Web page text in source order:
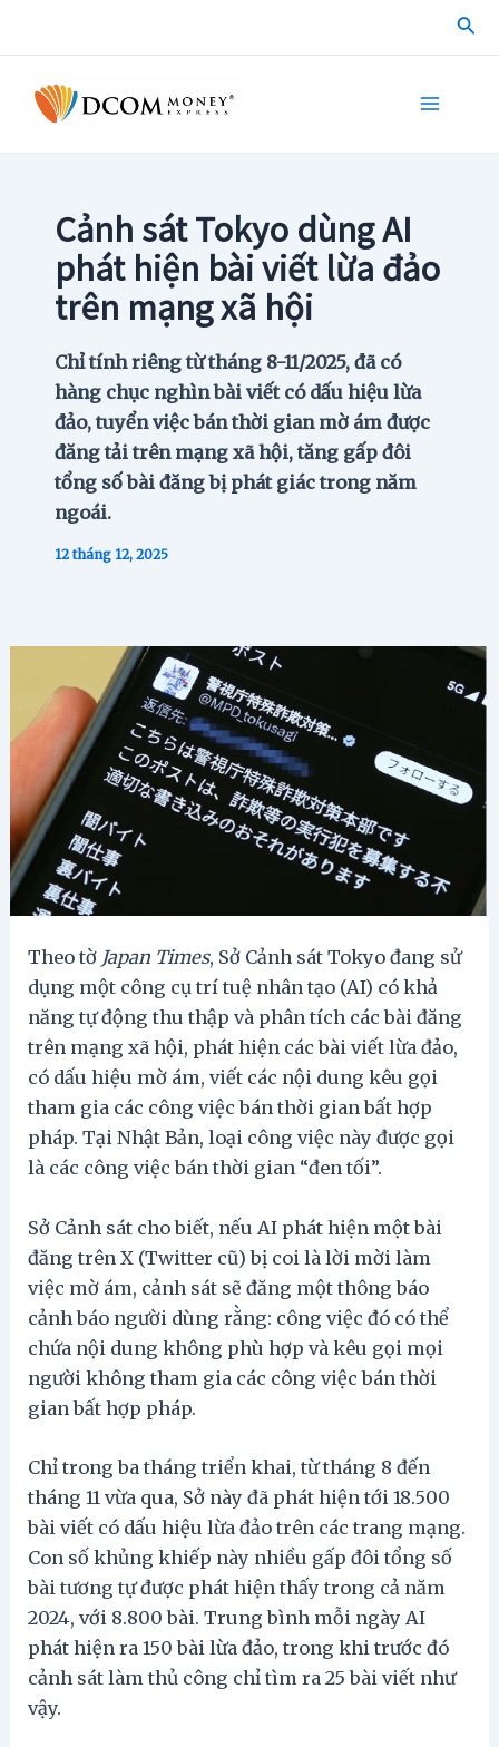
Cảnh sát Tokyo dùng AI
phát hiện bài viết lừa đảo
trên mạng xã hội
Chỉ tính riêng từ tháng 8-11/2025, đã có
hàng chục nghìn bài viết có dấu hiệu lừa
đảo, tuyển việc bán thời gian mờ ám được
đăng tải trên mạng xã hội, tăng gấp đôi
tổng số bài đăng bị phát giác trong năm
ngoái.
12 tháng 12, 2025
Theo tờ Japan Times, Sở Cảnh sát Tokyo đang sử
dụng một công cụ trí tuệ nhân tạo (AI) có khả
năng tự động thu thập và phân tích các bài đăng
trên mạng xã hội, phát hiện các bài viết lừa đảo,
có dấu hiệu mờ ám, viết các nội dung kêu gọi
tham gia các công việc bán thời gian bất hợp
pháp. Tại Nhật Bản, loại công việc này được gọi
là các công việc bán thời gian “đen tối”.
Sở Cảnh sát cho biết, nếu AI phát hiện một bài
đăng trên X (Twitter cũ) bị coi là lời mời làm
việc mờ ám, cảnh sát sẽ đăng một thông báo
cảnh báo người dùng rằng: công việc đó có thể
chứa nội dung không phù hợp và kêu gọi mọi
người không tham gia các công việc bán thời
gian bất hợp pháp.
Chỉ trong ba tháng triển khai, từ tháng 8 đến
tháng 11 vừa qua, Sở này đã phát hiện tới 18.500
bài viết có dấu hiệu lừa đảo trên các trang mạng.
Con số khủng khiếp này nhiều gấp đôi tổng số
bài tương tự được phát hiện thấy trong cả năm
2024, với 8.800 bài. Trung bình mỗi ngày AI
phát hiện ra 150 bài lừa đảo, trong khi trước đó
cảnh sát làm thủ công chỉ tìm ra 25 bài viết như
vậy.